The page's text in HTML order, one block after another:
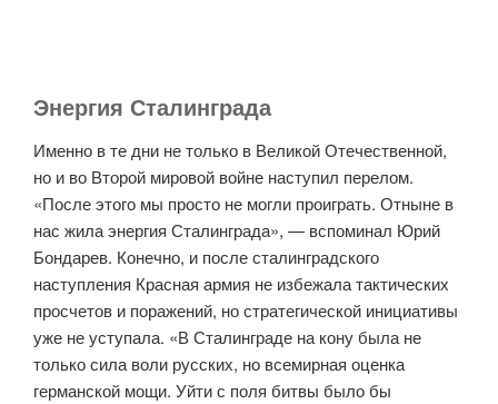
Энергия Сталинграда
Именно в те дни не только в Великой Отечественной,
но и во Второй мировой войне наступил перелом.
«После этого мы просто не могли проиграть. Отныне в
нас жила энергия Сталинграда», — вспоминал Юрий
Бондарев. Конечно, и после сталинградского
наступления Красная армия не избежала тактических
просчетов и поражений, но стратегической инициативы
уже не уступала. «В Сталинграде на кону была не
только сила воли русских, но всемирная оценка
германской мощи. Уйти с поля битвы было бы